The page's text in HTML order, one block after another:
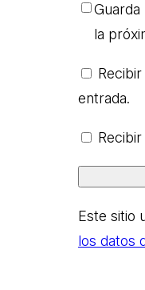
la
entrada.
Este sitio
los datos